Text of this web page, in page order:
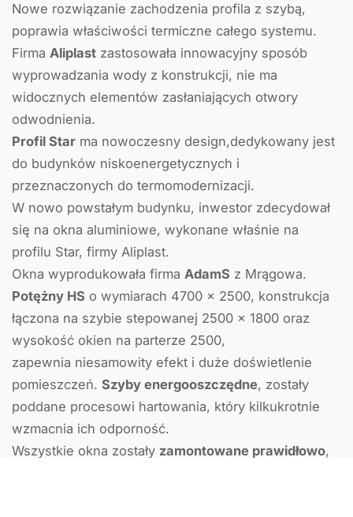
Nowe rozwiązanie zachodzenia profila z szybą,
poprawia właściwości termiczne całego systemu.
Firma Aliplast zastosowała innowacyjny sposób
wyprowadzania wody z konstrukcji, nie ma
widocznych elementów zasłaniających otwory
odwodnienia.
Profil Star ma nowoczesny design,dedykowany jest
do budynków niskoenergetycznych i
przeznaczonych do termomodernizacji.
W nowo powstałym budynku, inwestor zdecydował
się na okna aluminiowe, wykonane właśnie na
profilu Star, firmy Aliplast.
Okna wyprodukowała firma AdamS z Mrągowa.
Potężny HS o wymiarach 4700 x 2500, konstrukcja
łączona na szybie stepowanej 2500 x 1800 oraz
wysokość okien na parterze 2500,
zapewnia niesamowity efekt i duże doświetlenie
pomieszczeń. Szyby energooszczędne, zostały
poddane procesowi hartowania, który kilkukrotnie
wzmacnia ich odporność.
Wszystkie okna zostały zamontowane prawidłowo,